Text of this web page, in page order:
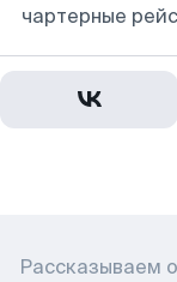
чартерные
Рассказываем